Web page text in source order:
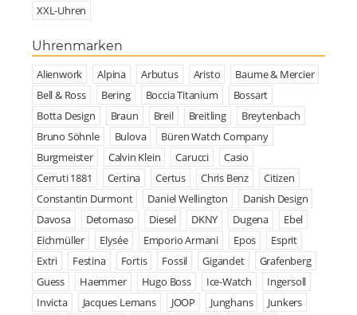
XXL-Uhren
Uhrenmarken
Alienwork Alpina Arbutus Aristo
Baume & Mercier
Bell & Ross
Bering Boccia Titanium
Bossart
Botta Design
Braun Breil Breitling
Breytenbach
Bruno Söhnle
Bulova
Büren Watch Company
Burgmeister
Calvin Klein Carucci
Casio
Cerruti 1881
Certina Certus Chris Benz
Citizen
Constantin Durmont
Daniel Wellington
Danish Design
Davosa
Detomaso Diesel DKNY Dugena
Ebel
Eichmüller
Elysée Emporio Armani Epos
Esprit
Extri
Festina Fortis Fossil Gigandet
Grafenberg
Guess
Haemmer Hugo Boss Ice-Watch
Ingersoll
Invicta
Jacques Lemans JOOP Junghans
Junkers